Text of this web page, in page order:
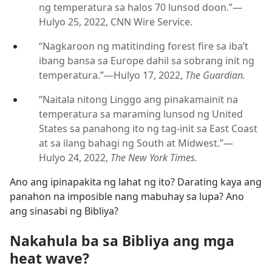
ng temperatura sa halos 70 lunsod doon.”—
Hulyo 25, 2022, CNN Wire Service.
“Nagkaroon ng matitinding forest fire sa iba’t
ibang bansa sa Europe dahil sa sobrang init ng
temperatura.”—Hulyo 17, 2022, The Guardian.
“Naitala nitong Linggo ang pinakamainit na
temperatura sa maraming lunsod ng United
States sa panahong ito ng tag-init sa East Coast
at sa ilang bahagi ng South at Midwest.”—
Hulyo 24, 2022, The New York Times.
Ano ang ipinapakita ng lahat ng ito? Darating kaya ang
panahon na imposible nang mabuhay sa lupa? Ano
ang sinasabi ng Bibliya?
Nakahula ba sa Bibliya ang mga
heat wave?